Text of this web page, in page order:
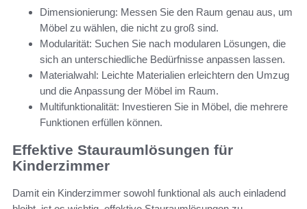
Dimensionierung: Messen Sie den Raum genau aus, um
Möbel zu wählen, die nicht zu groß sind.
Modularität: Suchen Sie nach modularen Lösungen, die
sich an unterschiedliche Bedürfnisse anpassen lassen.
Materialwahl: Leichte Materialien erleichtern den Umzug
und die Anpassung der Möbel im Raum.
Multifunktionalität: Investieren Sie in Möbel, die mehrere
Funktionen erfüllen können.
Effektive Stauraumlösungen für
Kinderzimmer
Damit ein Kinderzimmer sowohl funktional als auch einladend